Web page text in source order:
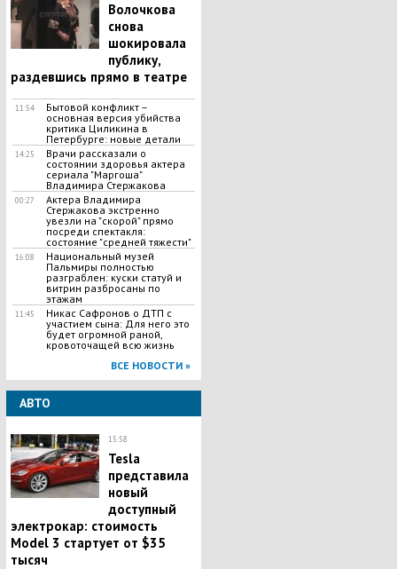
Волочкова
снова
шокировала
публику,
раздевшись прямо в театре
11:54
Бытовой конфликт –
основная версия убийства
критика Циликина в
Петербурге: новые детали
14:25
Врачи рассказали о
состоянии здоровья актера
сериала "Маргоша"
Владимира Стержакова
00:27
Актера Владимира
Стержакова экстренно
увезли на "скорой" прямо
посреди спектакля:
состояние "средней тяжести"
16:08
Национальный музей
Пальмиры полностью
разграблен: куски статуй и
витрин разбросаны по
этажам
11:45
Никас Сафронов о ДТП с
участием сына: Для него это
будет огромной раной,
кровоточащей всю жизнь
ВСЕ НОВОСТИ »
АВТО
15:58
Tesla
представила
новый
доступный
электрокар: стоимость
Model 3 стартует от $35
тысяч